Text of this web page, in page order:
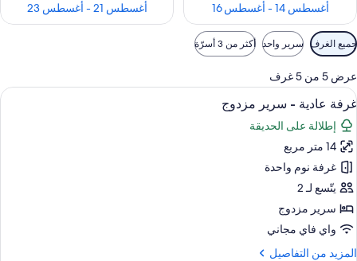
أغسطس 14 - أغسطس 16
أغسطس 21 - أغسطس 23
عوامل
التصفية
المتاحة
للغرف
جميع الغرف سرير واحد أكثر من 3 أسرّة
عرض 5 من 5 غرف
استعراض
جميع
صور
غرفة
عادية
-
سرير
مزدوج
1
غرفة عادية - سرير مزدوج
إطلالة على الحديقة
14 متر مربع
غرفة نوم واحدة
يتّسع لـ 2
سرير مزدوج
واي فاي مجاني
المزيد من التفاصيل
المزيد